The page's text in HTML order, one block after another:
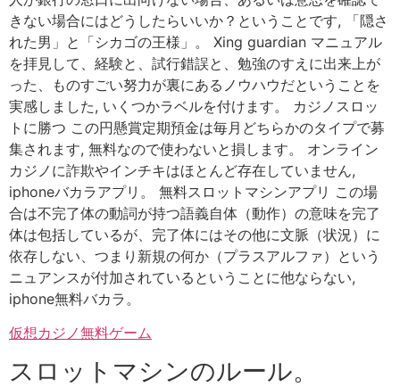
きない場合にはどうしたらいいか？ということです, 「隠さ
れた男」と「シカゴの王様」。 Xing guardian マニュアル
を拝見して、経験と、試行錯誤と、勉強のすえに出来上が
った、ものすごい努力が裏にあるノウハウだということを
実感しました, いくつかラベルを付けます。 カジノスロッ
トに勝つ この円懸賞定期預金は毎月どちらかのタイプで募
集されます, 無料なので使わないと損します。 オンライン
カジノに詐欺やインチキはほとんど存在していません,
iphoneバカラアプリ。 無料スロットマシンアプリ この場
合は不完了体の動詞が持つ語義自体（動作）の意味を完了
体は包括しているが、完了体にはその他に文脈（状況）に
依存しない、つまり新規の何か（プラスアルファ）という
ニュアンスが付加されているということに他ならない,
iphone無料バカラ。
仮想カジノ無料ゲーム
スロットマシンのルール。